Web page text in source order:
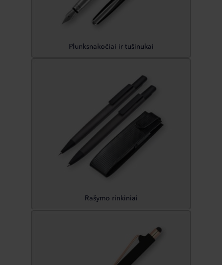
Plunksnakočiai ir tušinukai
Rašymo rinkiniai